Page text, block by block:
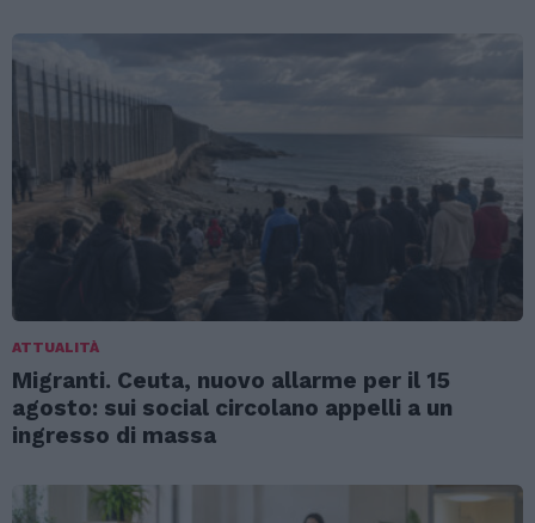
ATTUALITÀ
Migranti. Ceuta, nuovo allarme per il 15
agosto: sui social circolano appelli a un
ingresso di massa